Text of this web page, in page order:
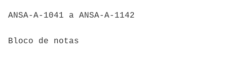
ANSA-A-1041 a ANSA-A-1142
Bloco de notas